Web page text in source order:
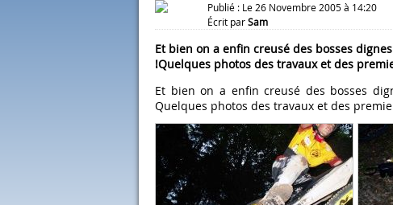
Publié : Le 26 Novembre 2005 à 14:20
Écrit parSam
Et bien on a enfin creusé des bosses
!Quelques photos des travaux et des
Et bien on a enfin creusé des bosses
Quelques photos des travaux et des